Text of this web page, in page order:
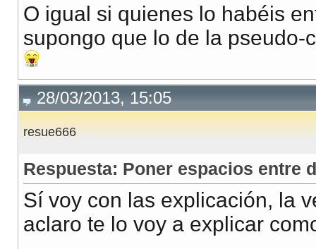
O igual si quienes lo habéis
supongo que lo de la
28/03/2013, 15:05
resue666
Respuesta: Poner espacios entre
Sí voy con las explicación, la
aclaro te lo voy a explicar